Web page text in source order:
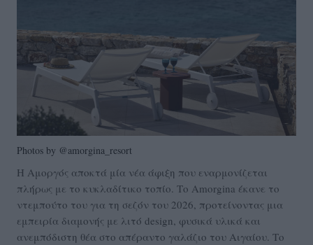
Photos by @amorgina_resort
Η Αμοργός αποκτά μία νέα άφιξη που εναρμονίζεται
πλήρως με το κυκλαδίτικο τοπίο. Το Amorgina έκανε το
ντεμπούτο του για τη σεζόν του 2026, προτείνοντας μια
εμπειρία διαμονής με λιτό design, φυσικά υλικά και
ανεμπόδιστη θέα στο απέραντο γαλάζιο του Αιγαίου. Το